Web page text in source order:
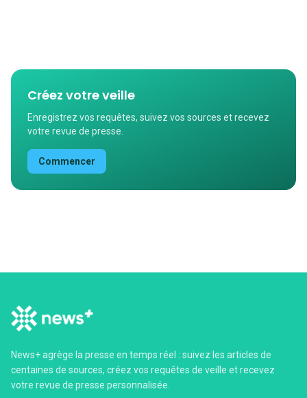
Créez votre veille
Enregistrez vos requêtes, suivez vos sources et recevez
votre revue de presse.
Commencer
News+ agrège la presse en temps réel : suivez les articles de
centaines de sources, créez vos requêtes de veille et recevez
votre revue de presse personnalisée.